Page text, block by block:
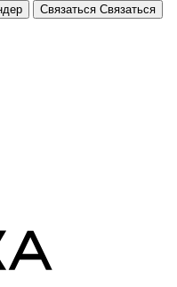
Связаться Связаться